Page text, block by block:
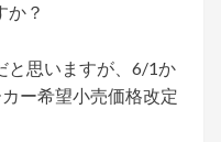
か？
と思いますが、6/1か
ー希望小売価格改定